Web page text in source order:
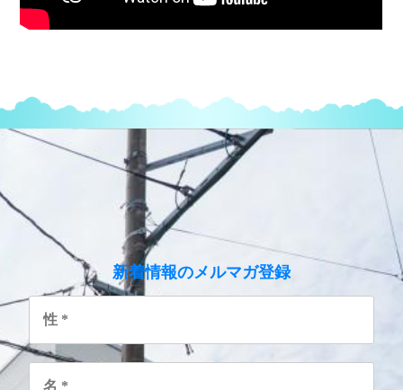
新着情報のメルマガ登録
性
名